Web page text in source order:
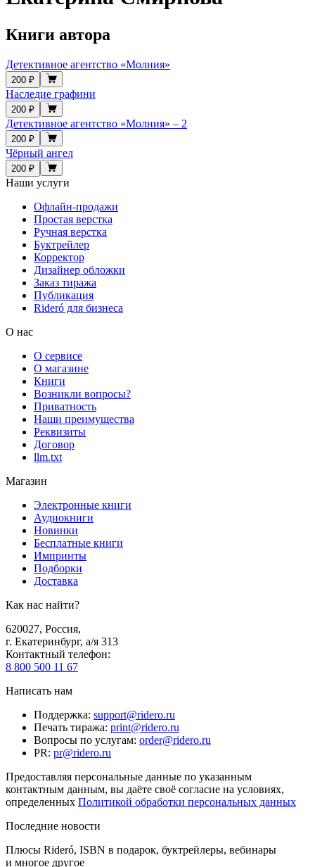
Книги автора
Детективное агентство «Молния»
200 ₽
Наследие графини
200 ₽
Детективное агентство «Молния» – 2
200 ₽
Чёрный ангел
200 ₽
Наши услуги
Офлайн-продажи
Простая верстка
Ручная верстка
Буктрейлер
Корректор
Дизайнер обложки
Заказ тиража
Публикация
Rideró для бизнеса
О нас
О сервисе
О магазине
Книги
Возникли вопросы?
Приватность
Наши преимущества
Реквизиты
Договор
llm.txt
Магазин
Электронные книги
Аудиокниги
Новинки
Бесплатные книги
Импринты
Подборки
Доставка
Как нас найти?
620027, Россия,
г. Екатеринбург, а/я 313
Контактный телефон:
8 800 500 11 67
Написать нам
Поддержка: support@ridero.ru
Печать тиража: print@ridero.ru
Вопросы по услугам: order@ridero.ru
PR: pr@ridero.ru
Предоставляя персональные данные по указанным
контактным данным, вы даёте своё согласие на условиях,
определенных Политикой обработки персональных данных
Последние новости
Плюсы Rideró, ISBN в подарок, буктрейлеры, вебинары
и многое другое